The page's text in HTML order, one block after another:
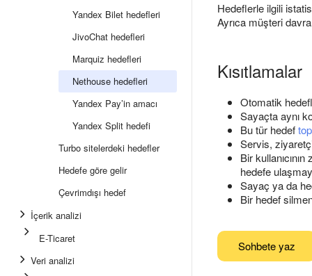
Yandex Bilet hedefleri
JivoChat hedefleri
Marquiz hedefleri
Nethouse hedefleri
Yandex Pay’in amacı
Yandex Split hedefi
Turbo sitelerdeki hedefler
Hedefe göre gelir
Çevrimdışı hedef
İçerik analizi
E-Ticaret
Veri analizi
Hedeflerle ilgili
Ayrıca müşteri
Kısıtlamalar
Otomatik
Sayaçta aynı
Bu tür hedef
Servis,
Bir
hedefe
Sayaç ya da
Bir hedef
Sohbete yaz